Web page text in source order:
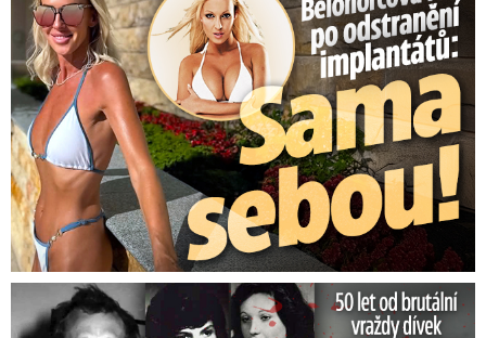
50 let od běsnění Somory: Těla dívek vrah ukryl na skládce